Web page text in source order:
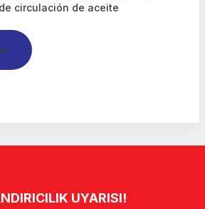
circulación de aceite
UYARISI!